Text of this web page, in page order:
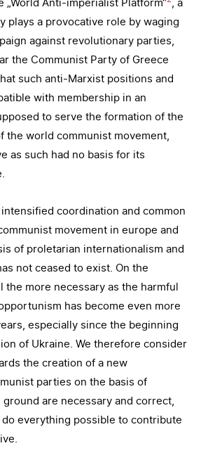
plays a provocative role by waging
against revolutionary parties,
the Communist Party of Greece
such anti-Marxist positions and
with membership in an
to serve the formation of the
the world communist movement,
as such had no basis for its
coordination and common
movement in europe and
of proletarian internationalism and
not ceased to exist. On the
the more necessary as the harmful
has become even more
especially since the beginning
of Ukraine. We therefore consider
the creation of a new
parties on the basis of
are necessary and correct,
everything possible to contribute